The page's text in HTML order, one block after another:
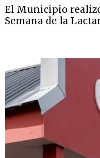
El Municipio
Semana de la